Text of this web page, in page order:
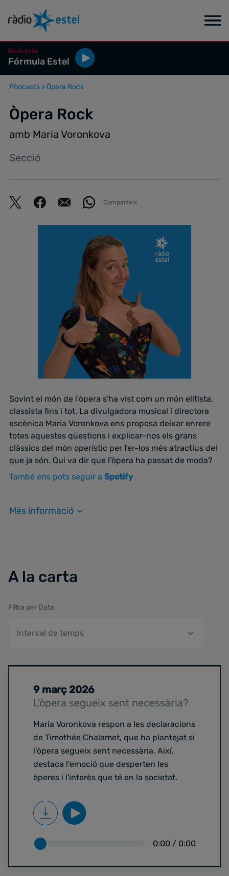
En directe
Fórmula Estel
Pòdcasts > Òpera Rock
Òpera Rock
amb Maria Voronkova
Secció
Comparteix
Sovint el món de l'òpera s'ha vist com un món elitista,
classista fins i tot. La divulgadora musical i directora
escènica Maria Voronkova ens proposa deixar enrere
totes aquestes qüestions i explicar-nos els grans
clàssics del món operístic per fer-los més atractius del
que ja són. Qui va dir que l'òpera ha passat de moda?
També ens pots seguir a Spotify
Més informació
A la carta
9 març 2026
L'òpera segueix sent necessària?
Maria Voronkova respon a les declaracions
de Timothée Chalamet, que ha plantejat si
l'òpera segueix sent necessària. Així,
destaca l'emoció que desperten les
òperes i l'interès que té en la societat.
0:00 / 0:00
Filtra per Data